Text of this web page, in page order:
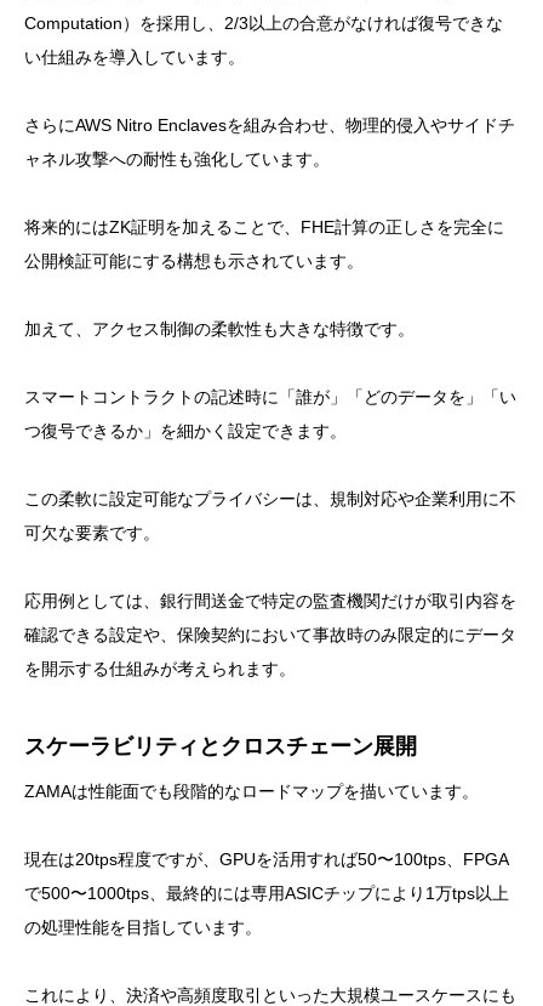
Computation）を採用し、2/3以上の合意がなければ復号できな
い仕組みを導入しています。
さらにAWS Nitro Enclavesを組み合わせ、物理的侵入やサイドチ
ャネル攻撃への耐性も強化しています。
将来的にはZK証明を加えることで、FHE計算の正しさを完全に
公開検証可能にする構想も示されています。
加えて、アクセス制御の柔軟性も大きな特徴です。
スマートコントラクトの記述時に「誰が」「どのデータを」「い
つ復号できるか」を細かく設定できます。
この柔軟に設定可能なプライバシーは、規制対応や企業利用に不
可欠な要素です。
応用例としては、銀行間送金で特定の監査機関だけが取引内容を
確認できる設定や、保険契約において事故時のみ限定的にデータ
を開示する仕組みが考えられます。
スケーラビリティとクロスチェーン展開
ZAMAは性能面でも段階的なロードマップを描いています。
現在は20tps程度ですが、GPUを活用すれば50〜100tps、FPGA
で500〜1000tps、最終的には専用ASICチップにより1万tps以上
の処理性能を目指しています。
これにより、決済や高頻度取引といった大規模ユースケースにも